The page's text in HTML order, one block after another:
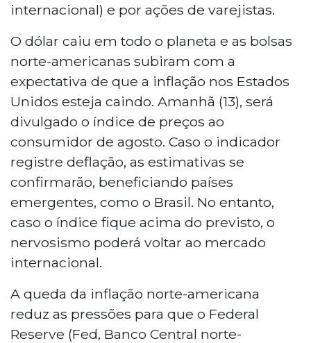
internacional) e por ações de varejistas.
O dólar caiu em todo o planeta e as bolsas
norte-americanas subiram com a
expectativa de que a inflação nos Estados
Unidos esteja caindo. Amanhã (13), será
divulgado o índice de preços ao
consumidor de agosto. Caso o indicador
registre deflação, as estimativas se
confirmarão, beneficiando países
emergentes, como o Brasil. No entanto,
caso o índice fique acima do previsto, o
nervosismo poderá voltar ao mercado
internacional.
A queda da inflação norte-americana
reduz as pressões para que o Federal
Reserve (Fed, Banco Central norte-